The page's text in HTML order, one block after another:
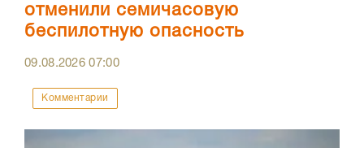
отменили семичасовую
беспилотную опасность
09.08.202607:00
Комментарии